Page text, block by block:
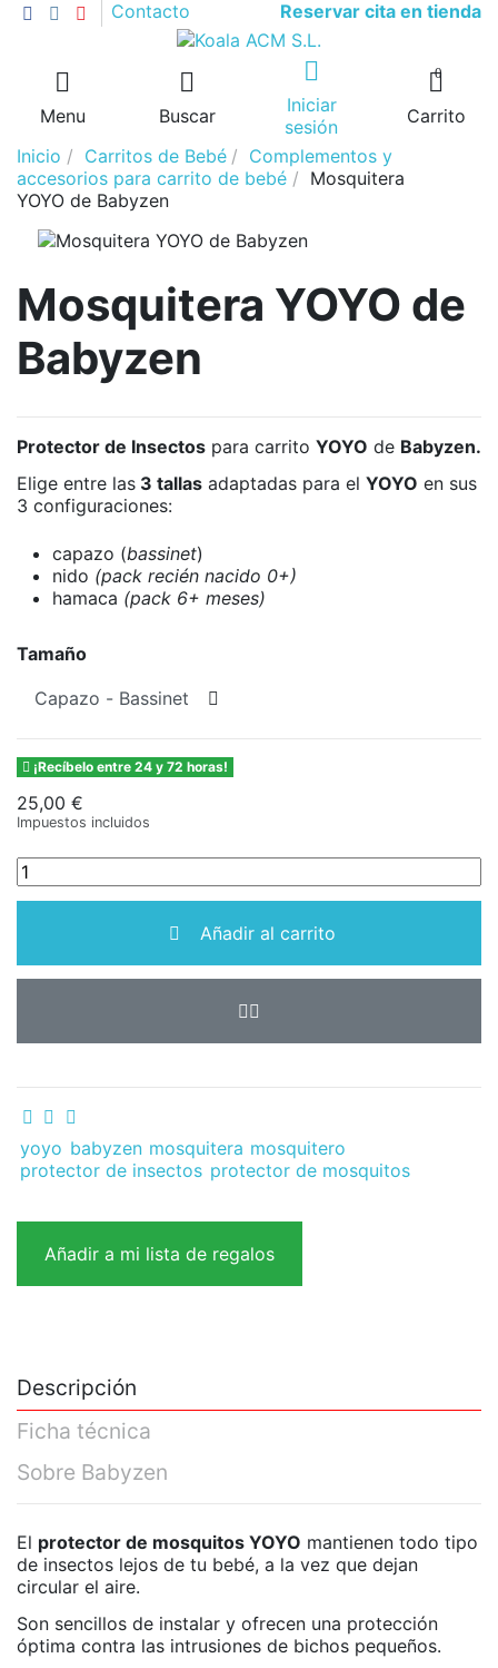
Contacto Reservar cita en tienda
Menu Buscar
Iniciar
sesión
0
Carrito
Inicio
Carritos de Bebé
Complementos y
accesorios para carrito de bebé
Mosquitera
YOYO de Babyzen
Mosquitera YOYO de
Babyzen
Protector de Insectos para carrito YOYO de Babyzen.
Elige entre las 3 tallas adaptadas para el YOYO en sus
3 configuraciones:
capazo (bassinet)
nido (pack recién nacido 0+)
hamaca (pack 6+ meses)
Tamaño
¡Recíbelo entre 24 y 72 horas!
25,00 €
Impuestos incluidos
Añadir al carrito
yoyo babyzen mosquitera mosquitero
protector de insectos protector de mosquitos
Añadir a mi lista de regalos
Descripción
Ficha técnica
Sobre Babyzen
El protector de mosquitos YOYO mantienen todo tipo
de insectos lejos de tu bebé, a la vez que dejan
circular el aire.
Son sencillos de instalar y ofrecen una protección
óptima contra las intrusiones de bichos pequeños.